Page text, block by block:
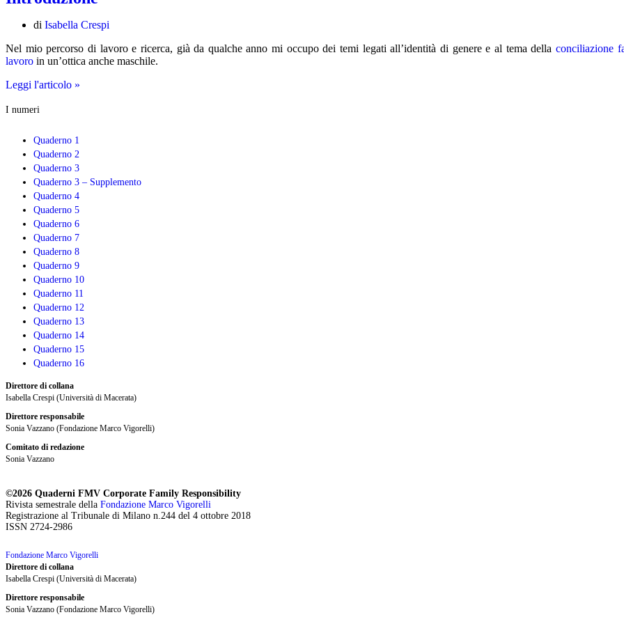
voci
per
Lucio
di Isabella Crespi
Nel mio percorso di lavoro e ricerca, già da qualche anno mi occupo dei temi legati all’identità di genere e al tema della conciliazione
lavoro in un’ottica anche maschile.
Leggi l'articolo »
I numeri
Quaderno 1
Quaderno 2
Quaderno 3
Quaderno 3 – Supplemento
Quaderno 4
Quaderno 5
Quaderno 6
Quaderno 7
Quaderno 8
Quaderno 9
Quaderno 10
Quaderno 11
Quaderno 12
Quaderno 13
Quaderno 14
Quaderno 15
Quaderno 16
Direttore di collana
Isabella Crespi (Università di Macerata)
Direttore responsabile
Sonia Vazzano (Fondazione Marco Vigorelli)
Comitato di redazione
Sonia Vazzano
©2026 Quaderni FMV Corporate Family Responsibility
Rivista semestrale della Fondazione Marco Vigorelli
Registrazione al Tribunale di Milano n.244 del 4 ottobre 2018
ISSN 2724-2986
Fondazione Marco Vigorelli
Direttore di collana
Isabella Crespi (Università di Macerata)
Direttore responsabile
Sonia Vazzano (Fondazione Marco Vigorelli)